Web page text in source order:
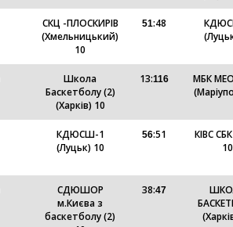
СКЦ -ПЛОСКИРІВ
(Хмельницький)
10
51:48
Школа
Баскетболу (2)
(Харків) 10
13:116
МБК
КДЮСШ-1
(Луцьк) 10
56:51
КІВС
10
СДЮШОР
м.Києва з
баскетболу (2)
38:47